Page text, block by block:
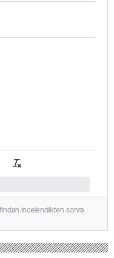
incelendikten sonra